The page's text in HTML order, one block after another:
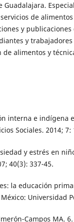
Guadalajara.
de
y
y
de alimentos y
interna e indígena
Sociales. 2014; 7:
y estrés en
40(3): 337-45.
la educación
Universidad
Campos MA.